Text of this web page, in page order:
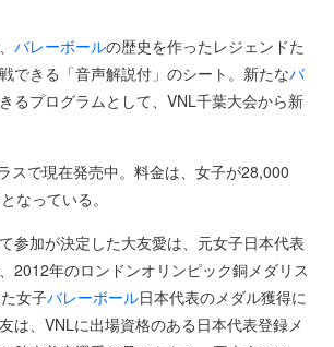
バレーボールの歴史を作ったレジェンドた
できる「音声解説付」のシート。新たなバ
るプログラムとして、VNL千葉大会から新
スで現在発売中。料金は、女子が28,000
なっている。
参加が決定した大友愛は、元女子日本代表
2012年のロンドンオリンピック銅メダリス
女子バレーボール日本代表のメダル獲得に
は、VNLに出場資格のある日本代表登録メ